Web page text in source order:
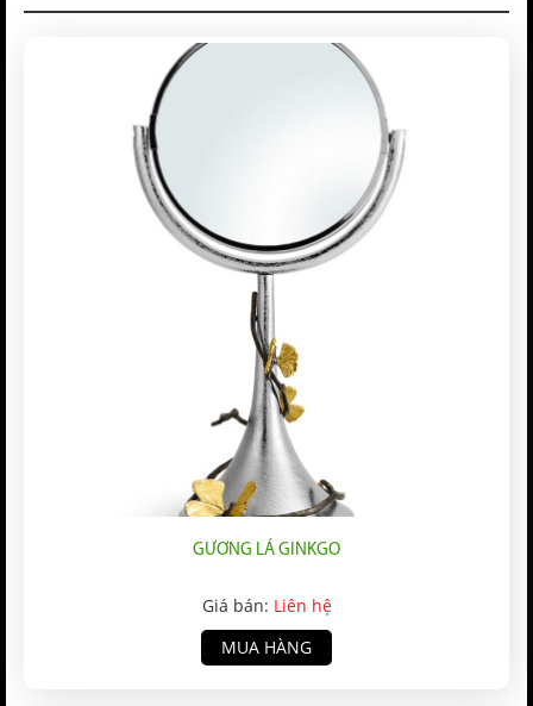
GƯƠNG LÁ GINKGO
Giá bán: Liên hệ
MUA HÀNG